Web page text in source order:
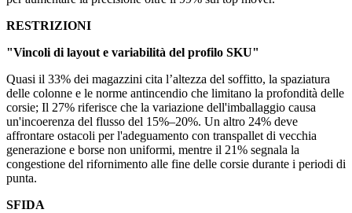
RESTRIZIONI
"Vincoli di layout e variabilità del profilo SKU"
Quasi il 33% dei magazzini cita l’altezza del soffitto, la spaziatura
delle colonne e le norme antincendio che limitano la profondità delle
corsie; Il 27% riferisce che la variazione dell'imballaggio causa
un'incoerenza del flusso del 15%–20%. Un altro 24% deve
affrontare ostacoli per l'adeguamento con transpallet di vecchia
generazione e borse non uniformi, mentre il 21% segnala la
congestione del rifornimento alle fine delle corsie durante i periodi di
punta.
SFIDA